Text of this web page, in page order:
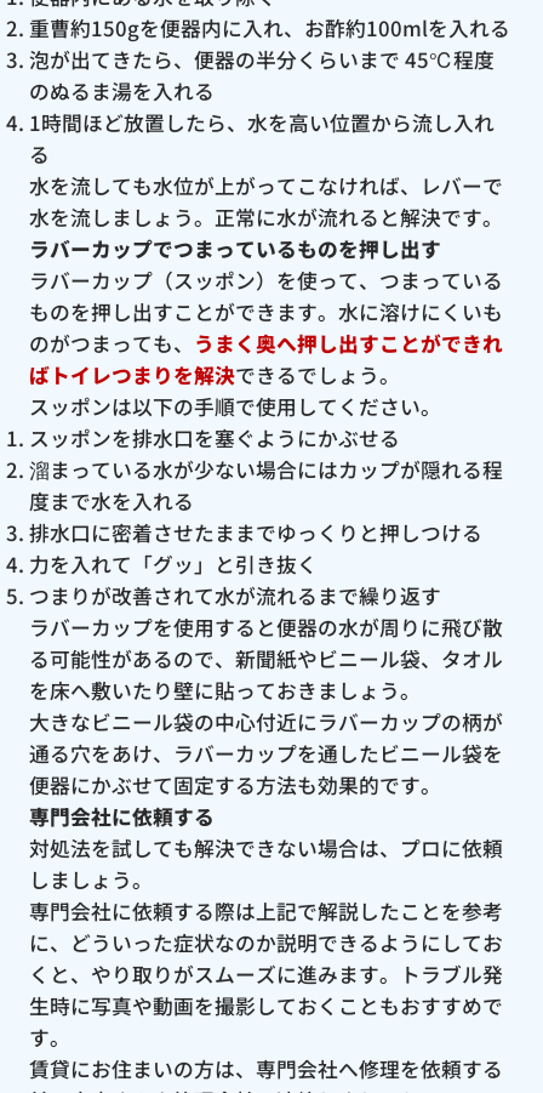
重曹約150gを便器内に入れ、お酢約100mlを入れる
泡が出てきたら、便器の半分くらいまで 45℃程度
のぬるま湯を入れる
1時間ほど放置したら、水を高い位置から流し入れ
る
水を流しても水位が上がってこなければ、レバーで
水を流しましょう。正常に水が流れると解決です。
ラバーカップでつまっているものを押し出す
ラバーカップ（スッポン）を使って、つまっている
ものを押し出すことができます。水に溶けにくいも
のがつまっても、 うまく奥へ押し出すことができれ
ばトイレつまりを解決できるでしょう。
スッポンは以下の手順で使用してください。
スッポンを排水口を塞ぐようにかぶせる
溜まっている水が少ない場合にはカップが隠れる程
度まで水を入れる
排水口に密着させたままでゆっくりと押しつける
力を入れて「グッ」と引き抜く
つまりが改善されて水が流れるまで繰り返す
ラバーカップを使用すると便器の水が周りに飛び散
る可能性があるので、新聞紙やビニール袋、タオル
を床へ敷いたり壁に貼っておきましょう。
大きなビニール袋の中心付近にラバーカップの柄が
通る穴をあけ、ラバーカップを通したビニール袋を
便器にかぶせて固定する方法も効果的です。
専門会社に依頼する
対処法を試しても解決できない場合は、プロに依頼
しましょう。
専門会社に依頼する際は上記で解説したことを参考
に、どういった症状なのか説明できるようにしてお
くと、やり取りがスムーズに進みます。トラブル発
生時に写真や動画を撮影しておくこともおすすめで
す。
賃貸にお住まいの方は、専門会社へ修理を依頼する